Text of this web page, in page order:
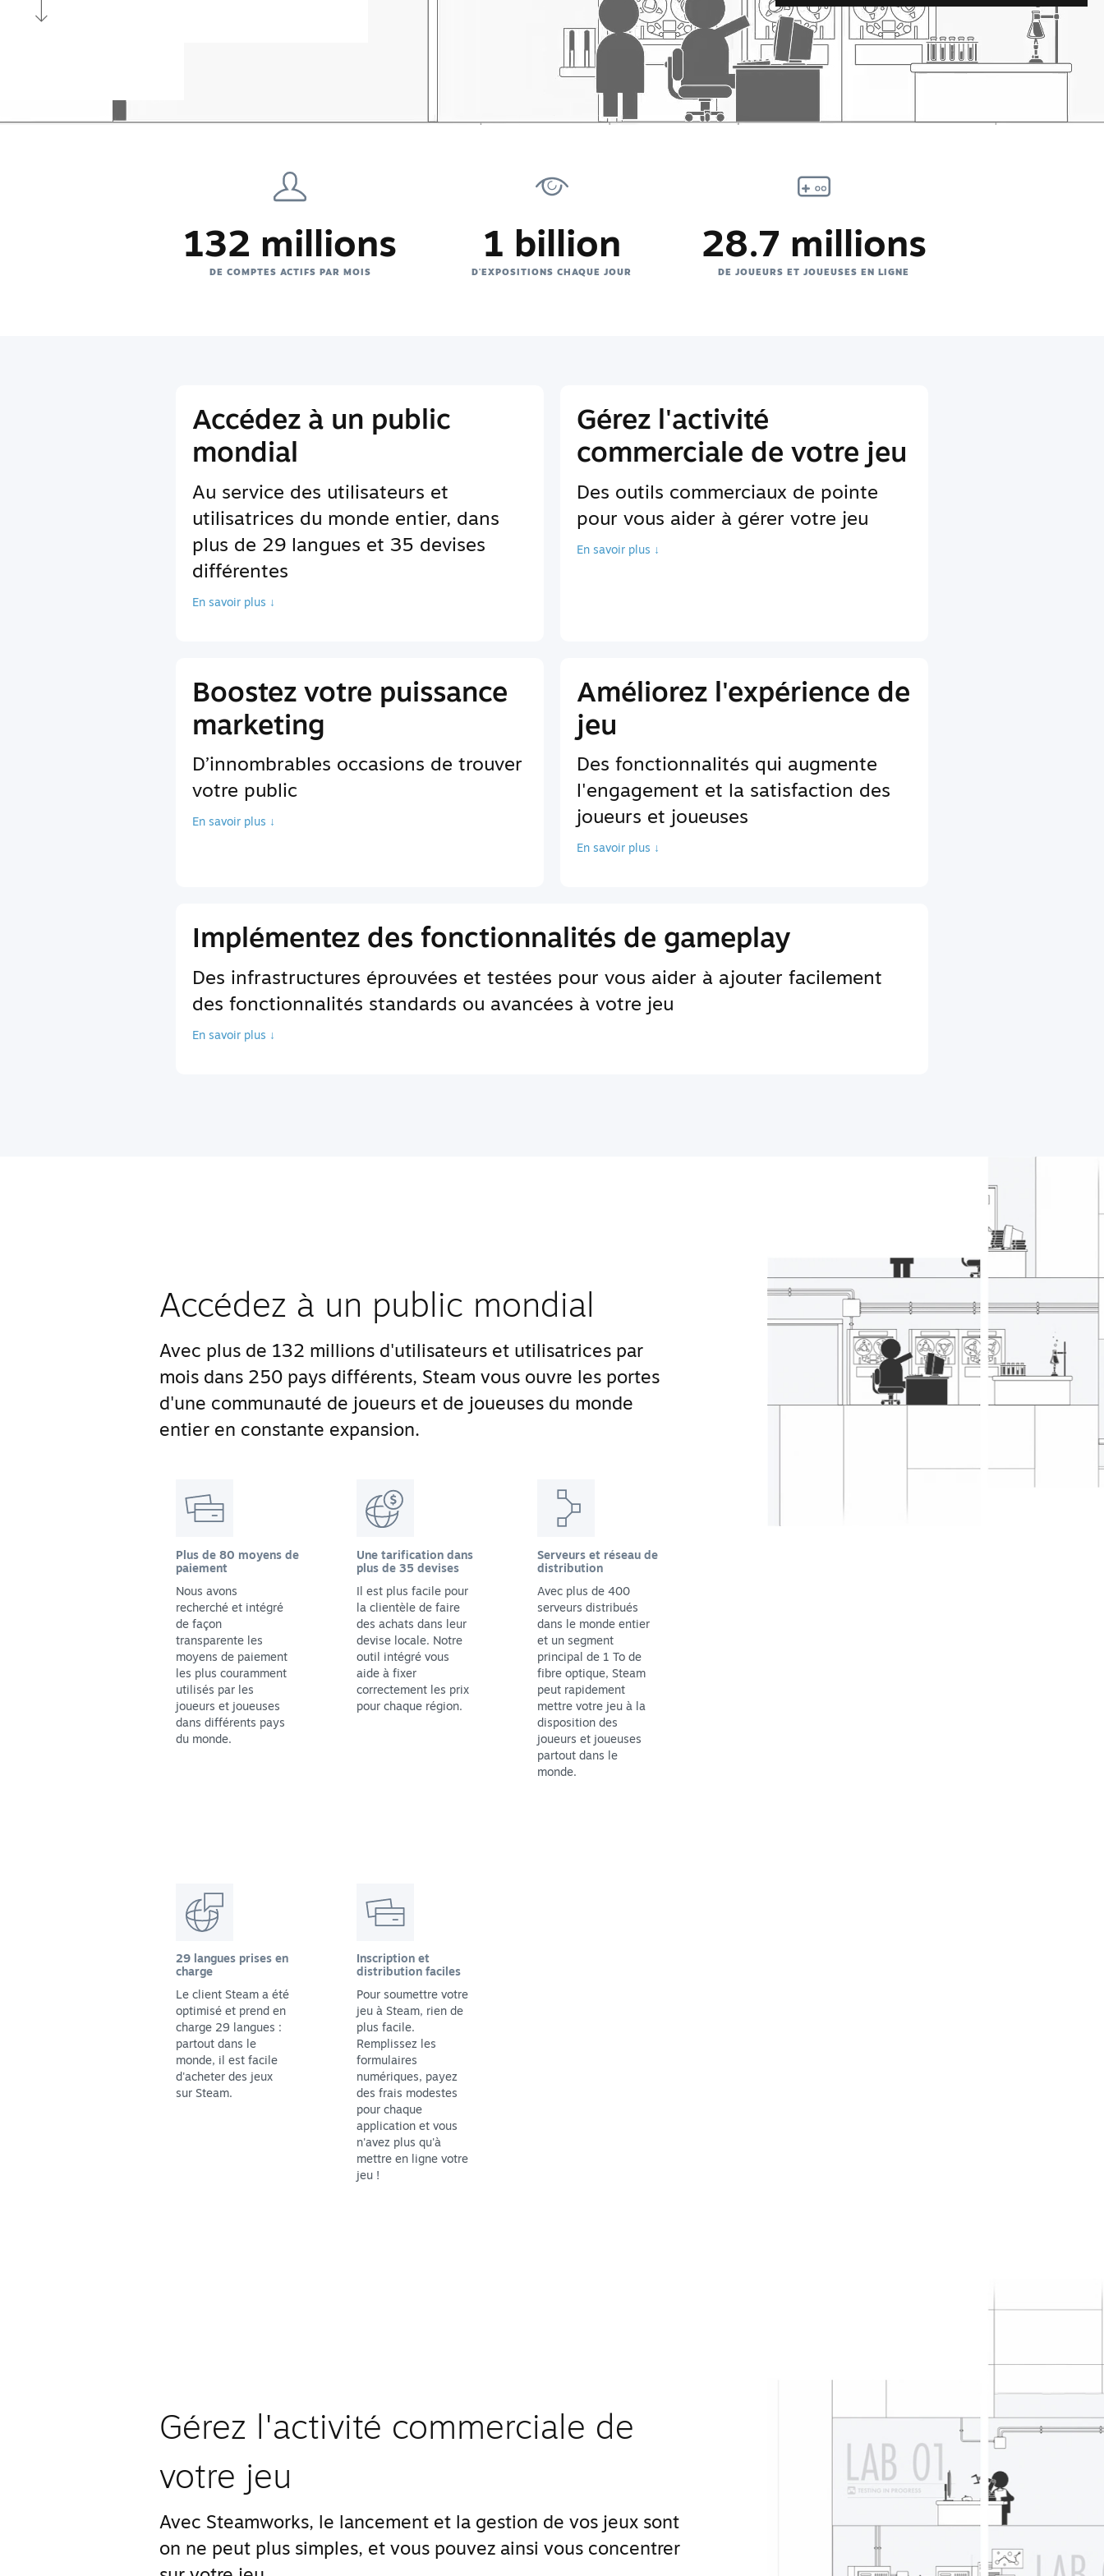
132 millions
DE COMPTES ACTIFS PAR MOIS
1 billion
D'EXPOSITIONS CHAQUE JOUR
28.7 millions
DE JOUEURS ET JOUEUSES EN LIGNE
Accédez à un public
mondial
Au service des utilisateurs et
utilisatrices du monde entier, dans
plus de 29 langues et 35 devises
différentes
En savoir plus ↓
Gérez l'activité
commerciale de votre jeu
Des outils commerciaux de pointe
pour vous aider à gérer votre jeu
En savoir plus ↓
Boostez votre puissance
marketing
D’innombrables occasions de trouver
votre public
En savoir plus ↓
Améliorez l'expérience de
jeu
Des fonctionnalités qui augmente
l'engagement et la satisfaction des
joueurs et joueuses
En savoir plus ↓
Implémentez des fonctionnalités de gameplay
Des infrastructures éprouvées et testées pour vous aider à ajouter facilement
des fonctionnalités standards ou avancées à votre jeu
En savoir plus ↓
Accédez à un public mondial
Avec plus de 132 millions d'utilisateurs et utilisatrices par
mois dans 250 pays différents, Steam vous ouvre les portes
d'une communauté de joueurs et de joueuses du monde
entier en constante expansion.
Plus de 80 moyens de
paiement
Nous avons
recherché et intégré
de façon
transparente les
moyens de paiement
les plus couramment
utilisés par les
joueurs et joueuses
dans différents pays
du monde.
Une tarification dans
plus de 35 devises
Il est plus facile pour
la clientèle de faire
des achats dans leur
devise locale. Notre
outil intégré vous
aide à fixer
correctement les prix
pour chaque région.
Serveurs et réseau de
distribution
Avec plus de 400
serveurs distribués
dans le monde entier
et un segment
principal de 1 To de
fibre optique, Steam
peut rapidement
mettre votre jeu à la
disposition des
joueurs et joueuses
partout dans le
monde.
29 langues prises en
charge
Le client Steam a été
optimisé et prend en
charge 29 langues :
partout dans le
monde, il est facile
d'acheter des jeux
sur Steam.
Inscription et
distribution faciles
Pour soumettre votre
jeu à Steam, rien de
plus facile.
Remplissez les
formulaires
numériques, payez
des frais modestes
pour chaque
application et vous
n'avez plus qu'à
mettre en ligne votre
jeu !
Gérez l'activité commerciale de
votre jeu
Avec Steamworks, le lancement et la gestion de vos jeux sont
on ne peut plus simples, et vous pouvez ainsi vous concentrer